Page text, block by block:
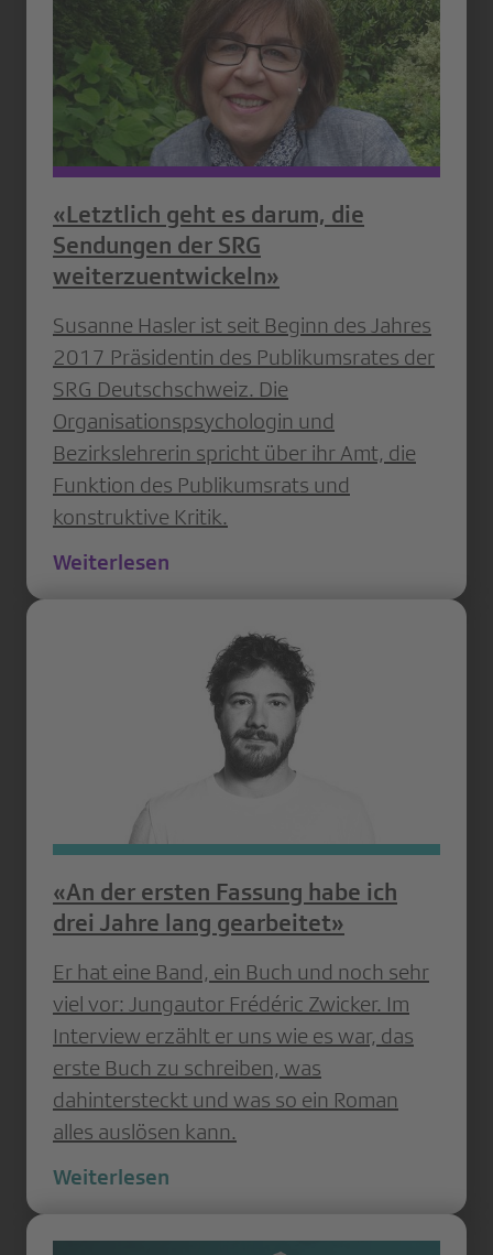
«Letztlich geht es darum, die
Sendungen der SRG
weiterzuentwickeln»
Susanne Hasler ist seit Beginn des Jahres
2017 Präsidentin des Publikumsrates der
SRG Deutschschweiz. Die
Organisationspsychologin und
Bezirkslehrerin spricht über ihr Amt, die
Funktion des Publikumsrats und
konstruktive Kritik.
Weiterlesen
«An der ersten Fassung habe ich
drei Jahre lang gearbeitet»
Er hat eine Band, ein Buch und noch sehr
viel vor: Jungautor Frédéric Zwicker. Im
Interview erzählt er uns wie es war, das
erste Buch zu schreiben, was
dahintersteckt und was so ein Roman
alles auslösen kann.
Weiterlesen